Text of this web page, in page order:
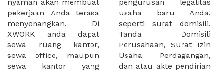
nyaman akan membuat
pekerjaan Anda terasa
menyenangkan. Di
XWORK anda dapat
sewa ruang kantor,
sewa office, maupun
sewa kantor yang
pengurusan legalitas
usaha baru Anda,
seperti surat domisili,
Tanda Domisili
Perusahaan, Surat Izin
Usaha Perdagangan,
dan atau akte pendirian